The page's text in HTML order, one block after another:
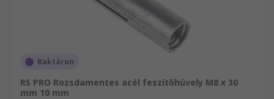
Raktáron
RS PRO Rozsdamentes acél feszítőhüvely M8 x 30
mm 10 mm